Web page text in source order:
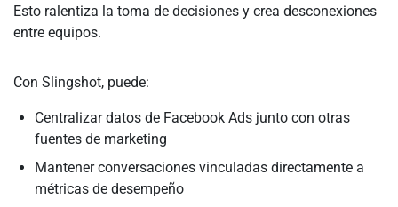
Esto ralentiza la toma de decisiones y crea desconexiones
entre equipos.
Con Slingshot, puede:
Centralizar datos de Facebook Ads junto con otras
fuentes de marketing
Mantener conversaciones vinculadas directamente a
métricas de desempeño